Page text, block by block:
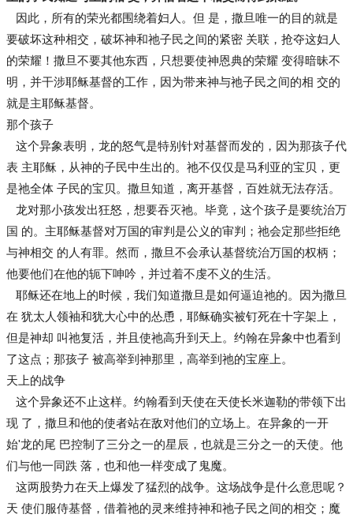
因此，所有的荣光都围绕着妇人。但 是，撒旦唯一的目的就是
要破坏这种相交，破坏神和祂子民之间的紧密 关联，抢夺这妇人
的荣耀！撒旦不要其他东西，只想要使神恩典的荣耀 变得暗昧不
明，并干涉耶稣基督的工作，因为带来神与祂子民之间的相 交的
就是主耶稣基督。
那个孩子
这个异象表明，龙的怒气是特别针对基督而发的，因为那孩子代
表 主耶稣，从神的子民中生出的。祂不仅仅是马利亚的宝贝，更
是祂全体 子民的宝贝。撒旦知道，离开基督，百姓就无法存活。
龙对那小孩发出狂怒，想要吞灭祂。毕竟，这个孩子是要统治万
国 的。主耶稣基督对万国的审判是公义的审判；祂会定那些拒绝
与神相交 的人有罪。然而，撒旦不会承认基督统治万国的权柄；
他要他们在他的轭下呻吟，并过着不虔不义的生活。
耶稣还在地上的时候，我们知道撒旦是如何逼迫祂的。因为撒旦
在 犹太人领袖和犹大心中的怂恿，耶稣确实被钉死在十字架上，
但是神却 叫祂复活，并且使祂高升到天上。约翰在异象中也看到
了这点；那孩子 被高举到神那里，高举到祂的宝座上。
天上的战争
这个异象还不止这样。约翰看到天使在天使长米迦勒的带领下出
现 了，撒旦和他的使者站在敌对他们的立场上。在异象的一开
始'龙的尾 巴控制了三分之一的星辰，也就是三分之一的天使。他
们与他一同跌 落，也和他一样变成了鬼魔。
这两股势力在天上爆发了猛烈的战争。这场战争是什么意思呢？
天 使们服侍基督，借着祂的灵来维持神和祂子民之间的相交；魔